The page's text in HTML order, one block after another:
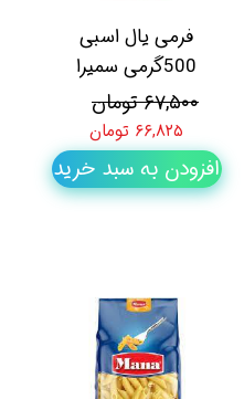
فرمی یال اسبی
500گرمی سمیرا
۶۷,۵۰۰ تومان
۶۶,۸۲۵ تومان
افزودن به سبد خرید